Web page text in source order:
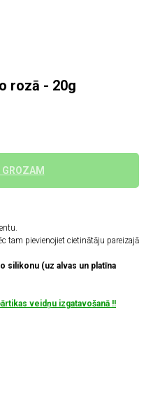
rozā - 20g
tam pievienojiet cietinātāju pareizajā
silikonu (uz alvas un platīna
veidņu izgatavošanā !!